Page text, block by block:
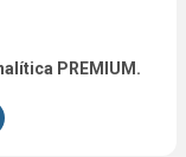
PREMIUM.